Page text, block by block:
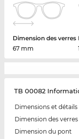
Dimension des verres
67 mm
TB 00082
Dimensions et détails
Dimension des verres
Dimension du pont